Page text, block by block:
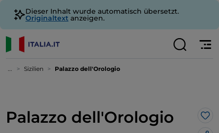
Dieser Inhalt wurde automatisch übersetzt.
Originaltext anzeigen.
... Sizilien Palazzo dell'Orologio
Palazzo dell'Orologio